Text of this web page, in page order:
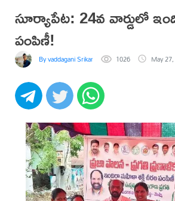
సూర్యాపేట: 24వ వార్డులో
పంపిణీ!
By vaddagani Srikanth 1026 May